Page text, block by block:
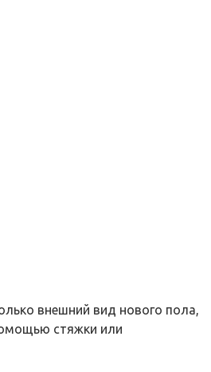
внешний вид нового пола,
стяжки или